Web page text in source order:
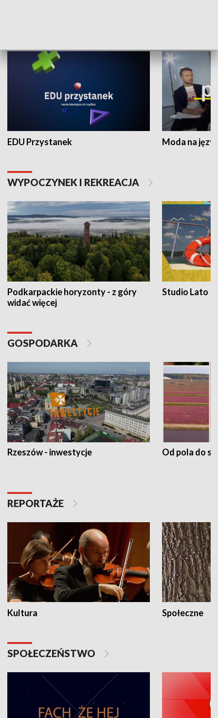
EDU Przystanek Moda na
WYPOCZYNEK I REKREACJA
Podkarpackie horyzonty - z góry
widać więcej
Studio Lato
GOSPODARKA
Rzeszów - inwestycje Od pola do
REPORTAŻE
Kultura Społeczne
SPOŁECZEŃSTWO